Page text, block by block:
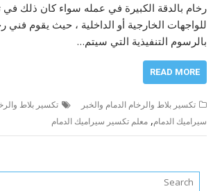
رخام بالدقة الكبيرة في عمله سواء كان ذلك
للواجهات الخارجية أو الداخلية ، حيث يقوم
بالرسوم التنفيذية التي سيتم…
READ MORE
تكسير بلاط والرخام الدمام والخبر تكسير بلاط
سيراميك الدمام,معلم تكسير سيراميك الدمام